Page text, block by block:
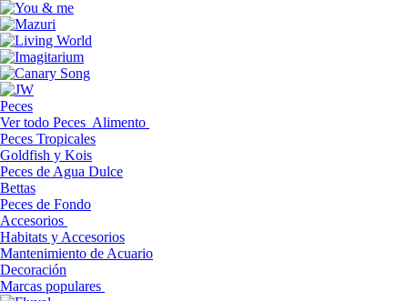
Peces
Ver todo Peces Alimento
Peces Tropicales
Goldfish y Kois
Peces de Agua Dulce
Bettas
Peces de Fondo
Accesorios
Habitats y Accesorios
Mantenimiento de Acuario
Decoración
Marcas populares